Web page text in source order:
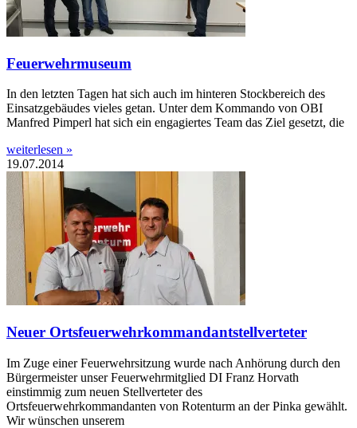
Feuerwehrmuseum
In den letzten Tagen hat sich auch im hinteren Stockbereich des
Einsatzgebäudes vieles getan. Unter dem Kommando von OBI
Manfred Pimperl hat sich ein engagiertes Team das Ziel gesetzt, die
weiterlesen »
19.07.2014
Neuer Ortsfeuerwehrkommandantstellverteter
Im Zuge einer Feuerwehrsitzung wurde nach Anhörung durch den
Bürgermeister unser Feuerwehrmitglied DI Franz Horvath
einstimmig zum neuen Stellverteter des
Ortsfeuerwehrkommandanten von Rotenturm an der Pinka gewählt.
Wir wünschen unserem